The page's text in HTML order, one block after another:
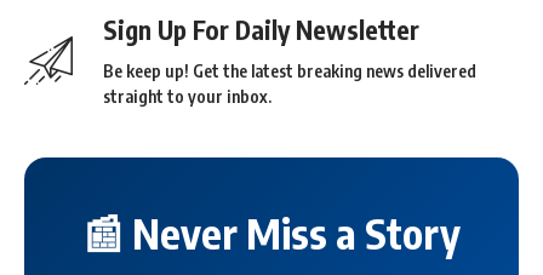
Sign Up For Daily Newsletter
Be keep up! Get the latest breaking news delivered
straight to your inbox.
📰 Never Miss a Story